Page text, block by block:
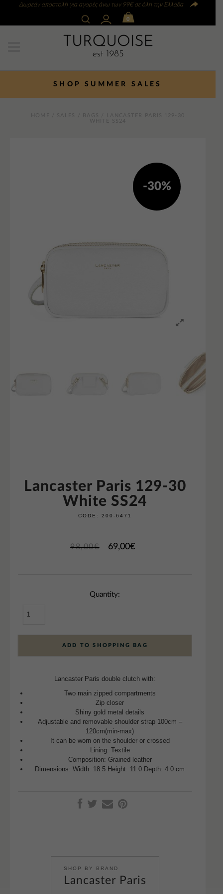
Δωρεάν αποστολή για αγορές άνω των 99€ σε όλη την Ελλάδα
0
SHOP SUMMER SALES
-30%
Lancaster Paris 129-30
White SS24
CODE: 200-6471
98,00€ 69,00€
Quantity:
ADD TO SHOPPING BAG
Lancaster Paris double clutch with:
Two main zipped compartments
Zip closer
Shiny gold metal details
Adjustable and removable shoulder strap 100cm –
120cm(min-max)
It can be worn on the shoulder or crossed
Lining: Textile
Composition: Grained leather
Dimensions: Width: 18.5 Height: 11.0 Depth: 4.0 cm
SHOP BY BRAND
Lancaster Paris